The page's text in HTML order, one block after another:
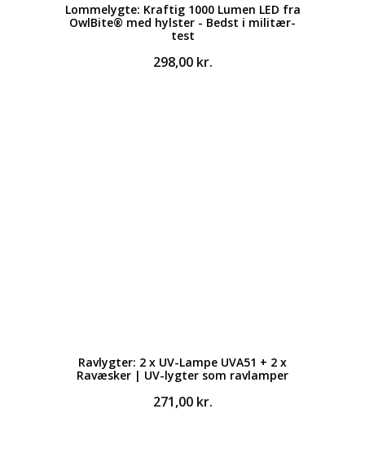
Lommelygte: Kraftig 1000 Lumen LED fra
OwlBite® med hylster - Bedst i militær-
test
298,00 kr.
Ravlygter: 2 x UV-Lampe UVA51 + 2 x
Ravæsker | UV-lygter som ravlamper
271,00 kr.